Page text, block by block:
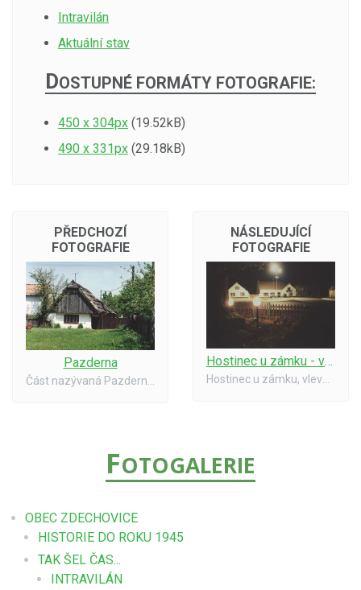
Intravilán
Aktuální stav
DOSTUPNÉ FORMÁTY FOTOGRAFIE:
450 x 304px (19.52kB)
490 x 331px (29.18kB)
PŘEDCHOZÍ
FOTOGRAFIE
Pazderna
Část nazývaná Pazderna - poslední došková střecha. Stav v roce 1994.
NÁSLEDUJÍCÍ
FOTOGRAFIE
Hostinec u zámku - v noci
FOTOGALERIE
OBEC ZDECHOVICE
HISTORIE DO ROKU 1945
TAK ŠEL ČAS...
INTRAVILÁN